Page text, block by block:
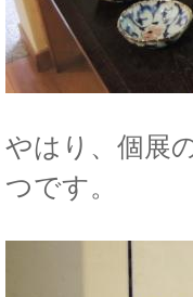
やはり、個展
つです。